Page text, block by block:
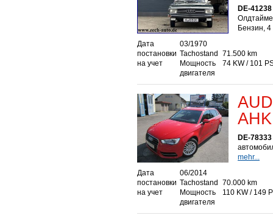
DE-
Бензин,
Дата
постановки
на учет
03/1970
Tachostand
71.500 km
Мощность
двигателя
74 KW / 101
DE-
mehr...
Дата
постановки
на учет
06/2014
Tachostand
70.000 km
Мощность
двигателя
110 KW / 149